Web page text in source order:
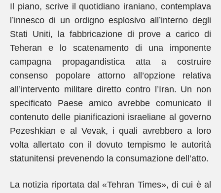
Il piano, scrive il quotidiano iraniano, contemplava
l’innesco di un ordigno esplosivo all’interno degli
Stati Uniti, la fabbricazione di prove a carico di
Teheran e lo scatenamento di una imponente
campagna propagandistica atta a costruire
consenso popolare attorno all’opzione relativa
all’intervento militare diretto contro l’Iran. Un non
specificato Paese amico avrebbe comunicato il
contenuto delle pianificazioni israeliane al governo
Pezeshkian e al Vevak, i quali avrebbero a loro
volta allertato con il dovuto tempismo le autorità
statunitensi prevenendo la consumazione dell’atto.
La notizia riportata dal «Tehran Times», di cui è al